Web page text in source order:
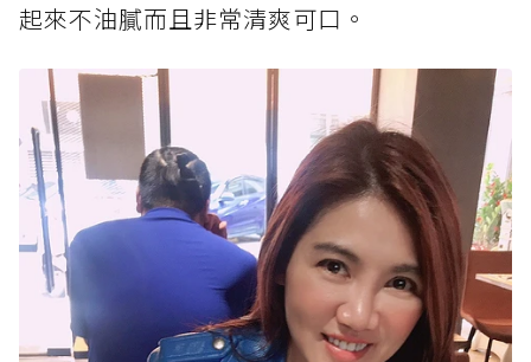
起來不油膩而且非常清爽可口。